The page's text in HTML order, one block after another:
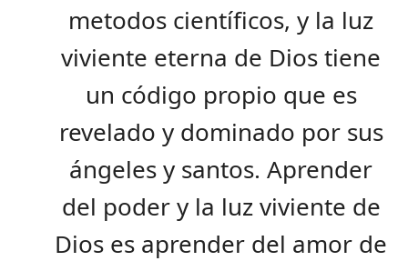
metodos científicos, y la luz
viviente eterna de Dios tiene
un código propio que es
revelado y dominado por sus
ángeles y santos. Aprender
del poder y la luz viviente de
Dios es aprender del amor de